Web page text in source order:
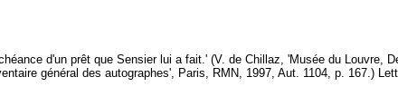
d'un prêt que Sensier lui a fait.' (V. de Chillaz, 'Musée du Louvre,
général des autographes', Paris, RMN, 1997, Aut. 1104, p. 167.)